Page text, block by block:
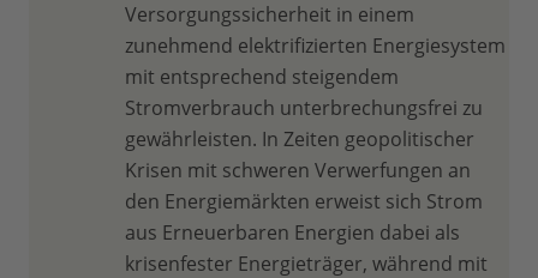
Versorgungssicherheit in einem
zunehmend elektrifizierten Energiesystem
mit entsprechend steigendem
Stromverbrauch unterbrechungsfrei zu
gewährleisten. In Zeiten geopolitischer
Krisen mit schweren Verwerfungen an
den Energiemärkten erweist sich Strom
aus Erneuerbaren Energien dabei als
krisenfester Energieträger, während mit